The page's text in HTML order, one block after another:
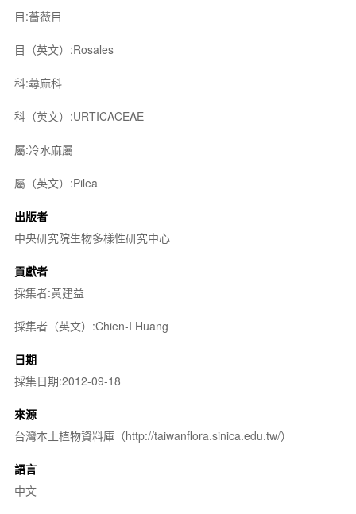
目:薔薇目
目（英文）:Rosales
科:蕁麻科
科（英文）:URTICACEAE
屬:冷水麻屬
屬（英文）:Pilea
出版者
中央研究院生物多樣性研究中心
貢獻者
採集者:黃建益
採集者（英文）:Chien-I Huang
日期
採集日期:2012-09-18
來源
台灣本土植物資料庫（http://taiwanflora.sinica.edu.tw/）
語言
中文